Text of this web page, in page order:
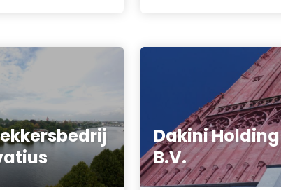
Dakini Holding
B.V.